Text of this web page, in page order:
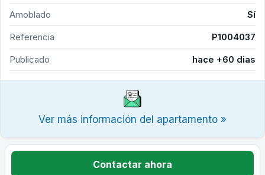
Amoblado
Sí
Referencia
P1004037
Publicado
hace +60 dias
Ver más información del apartamento »
Contactar ahora